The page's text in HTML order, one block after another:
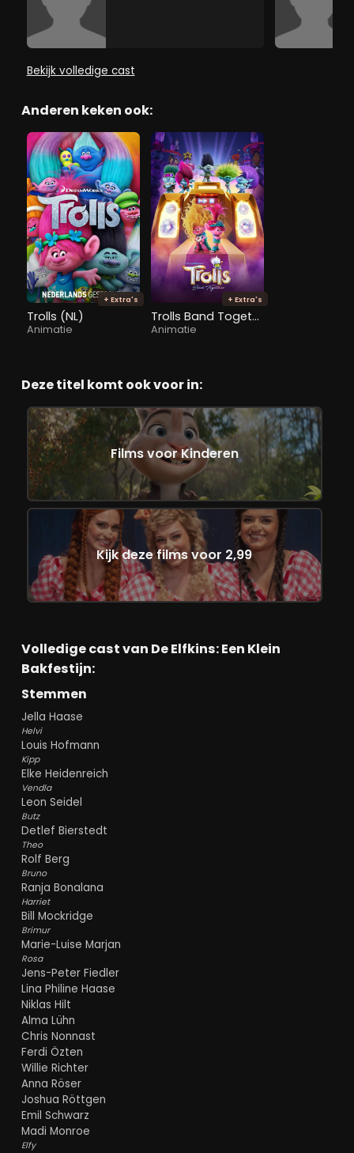
Bekijk volledige cast
Anderen keken ook:
+ Extra's
Trolls (NL)
Animatie
+ Extra's
Trolls Band Together
Animatie
Deze titel komt ook voor in:
Films voor Kinderen
Kijk deze films voor 2,99
Volledige cast van De Elfkins: Een Klein
Bakfestijn:
Stemmen
Jella Haase
Helvi
Louis Hofmann
Kipp
Elke Heidenreich
Vendla
Leon Seidel
Butz
Detlef Bierstedt
Theo
Rolf Berg
Bruno
Ranja Bonalana
Harriet
Bill Mockridge
Brimur
Marie-Luise Marjan
Rosa
Jens-Peter Fiedler
Lina Philine Haase
Niklas Hilt
Alma Lühn
Chris Nonnast
Ferdi Özten
Willie Richter
Anna Röser
Joshua Röttgen
Emil Schwarz
Madi Monroe
Elfy